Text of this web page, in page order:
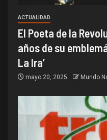
ACTUALIDAD
El Poeta de la
años de su
La Ira’
mayo 20, 2025 Mundo